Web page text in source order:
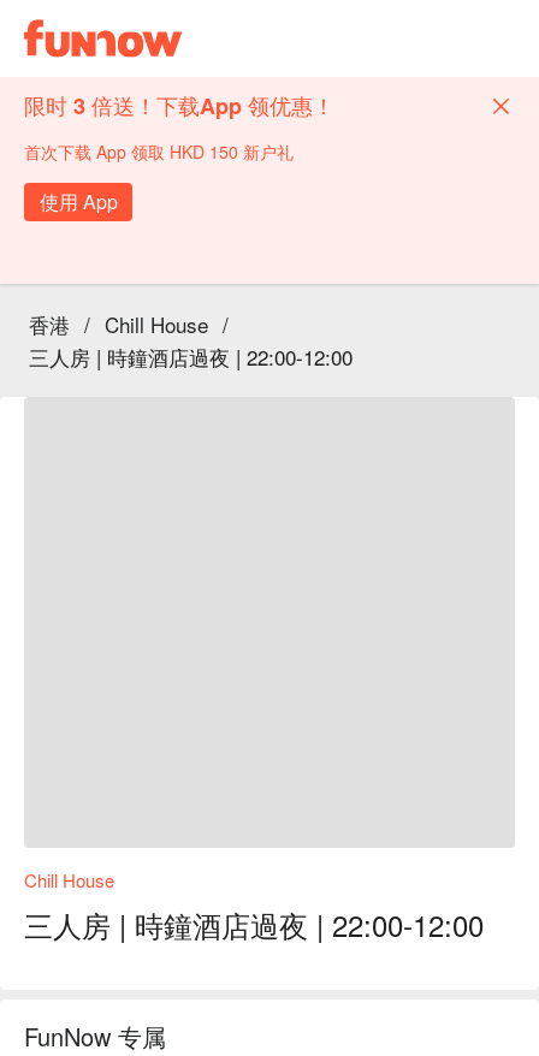
限时 3 倍送！下载App 领优惠！
首次下载 App 领取 HKD 150 新户礼
使用 App
香港 / Chill House /
三人房 | 時鐘酒店過夜 | 22:00-12:00
Chill House
三人房 | 時鐘酒店過夜 | 22:00-12:00
FunNow 专属